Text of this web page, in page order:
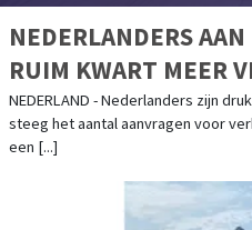
NEDERLANDERS
RUIM KWART MEER
2024
NEDERLAND - Nederlanders zijn
steeg het aantal aanvragen voor
een [...]